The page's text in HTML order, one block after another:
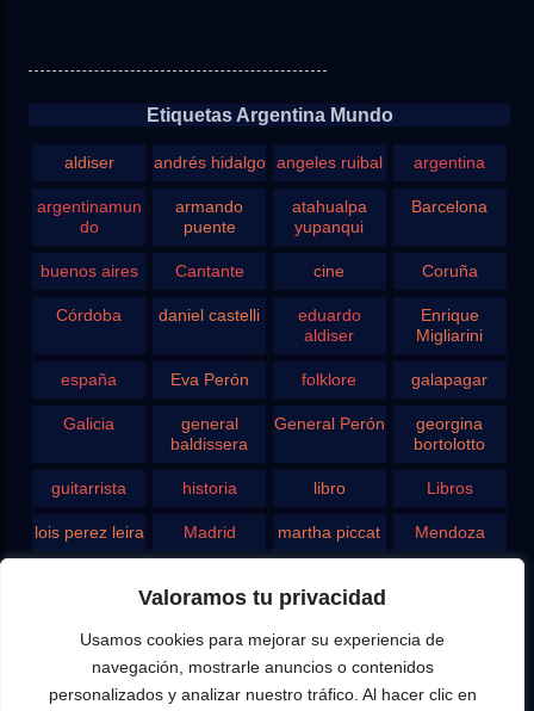
Valoramos tu privacidad
Usamos cookies para mejorar su experiencia de
navegación, mostrarle anuncios o contenidos
personalizados y analizar nuestro tráfico. Al hacer clic en
Etiquetas Argentina Mundo
aldiser andrés hidalgo angeles ruibal argentina
argentinamun
do
armando
puente
atahualpa
yupanqui
Barcelona
buenos aires Cantante cine Coruña
Córdoba daniel castelli
eduardo
aldiser
Enrique
Migliarini
españa Eva Perón folklore galapagar
Galicia
general
baldissera
General Perón
georgina
bortolotto
guitarrista historia libro Libros
lois perez leira Madrid martha piccat Mendoza
Rodolfo
Ghezzi
rosario san juan santa fe
Tango teatro television vigo